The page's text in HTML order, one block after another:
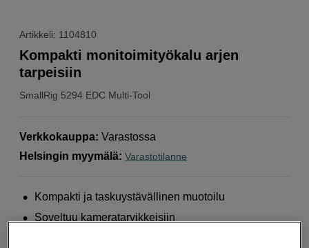
Artikkeli: 1104810
SmallRig 5294 EDC Multi-Tool
Kompakti monitoimityökalu arjen
tarpeisiin
Verkkokauppa: Varastossa
Helsingin myymälä: Varastotilanne
Kompakti ja taskuystävällinen muotoilu
Soveltuu kameratarvikkeisiin